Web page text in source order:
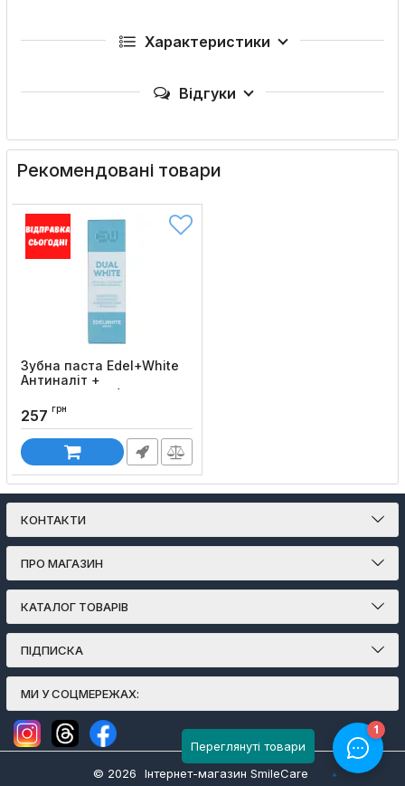
Характеристики
Відгуки
Рекомендовані товари
Зубна паста Edel+White
Антиналіт +
Відбілювання (75 мл)
Код товару:
257 грн
Переглянуті товари
КОНТАКТИ
ПРО МАГАЗИН
КАТАЛОГ ТОВАРІВ
ПІДПИСКА
МИ У СОЦМЕРЕЖАХ:
© 2026 Інтернет-магазин SmileCare